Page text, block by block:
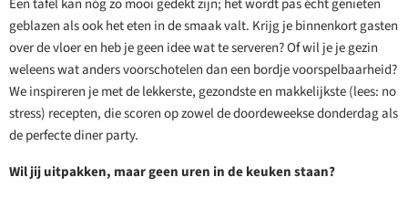
Een tafel kan nóg zo mooi gedekt zijn; het wordt pas écht genieten
geblazen als ook het eten in de smaak valt. Krijg je binnenkort gasten
over de vloer en heb je geen idee wat te serveren? Of wil je je gezin
weleens wat anders voorschotelen dan een bordje voorspelbaarheid?
We inspireren je met de lekkerste, gezondste en makkelijkste (lees: no
stress) recepten, die scoren op zowel de doordeweekse donderdag als
de perfecte diner party.
Wil jij uitpakken, maar geen uren in de keuken staan?